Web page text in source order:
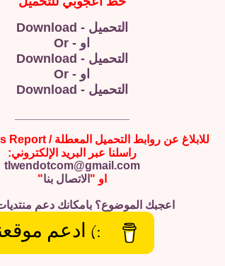
التحميل - Download
او - Or
التحميل - Download
او - Or
التحميل - Download
للابلاغ عن روابط التحميل المعطلة / Broken Links Report
راسلنا عبر البريد الإلكتروني:
tlwendotcom@gmail.com
او " الاتصال بنا"
اعجبك الموضوع؟ بامكانك دعم
:) ادعم